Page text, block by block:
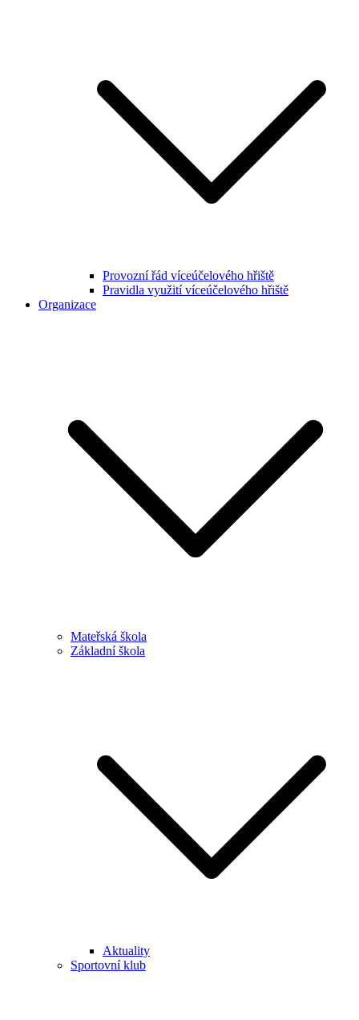
Provozní řád víceúčelového hřiště
Pravidla využití víceúčelového hřiště
Organizace
Mateřská škola
Základní škola
Aktuality
Sportovní klub